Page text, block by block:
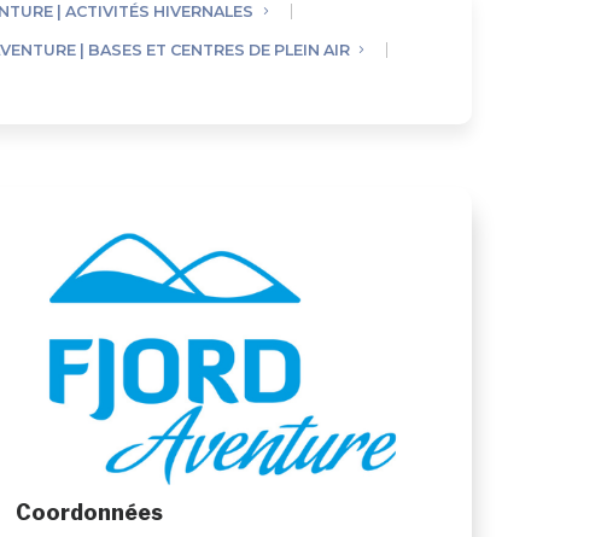
| ACTIVITÉS HIVERNALES
| BASES ET CENTRES DE PLEIN AIR
Coordonnées